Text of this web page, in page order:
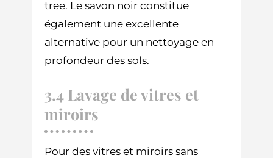
tree. Le savon noir constitue
également une excellente
alternative pour un nettoyage en
profondeur des sols.
3.4 Lavage de vitres et
miroirs
Pour des vitres et miroirs sans